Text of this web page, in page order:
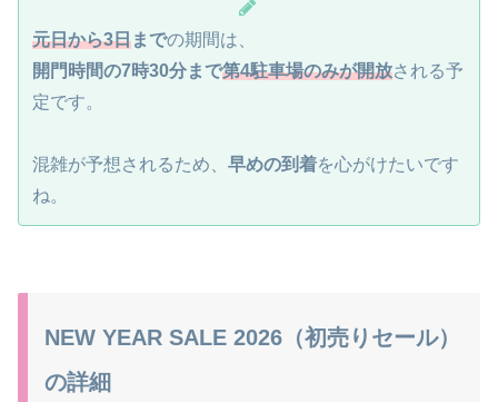
元日から3日までの期間は、
開門時間の7時30分まで第4駐車場のみが開放される予
定です。
混雑が予想されるため、 早めの到着を心がけたいです
ね。
NEW YEAR SALE 2026（初売りセール）
の詳細